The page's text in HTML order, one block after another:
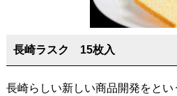
長崎ラスク 15枚入
長崎らしい新しい商品開発をと